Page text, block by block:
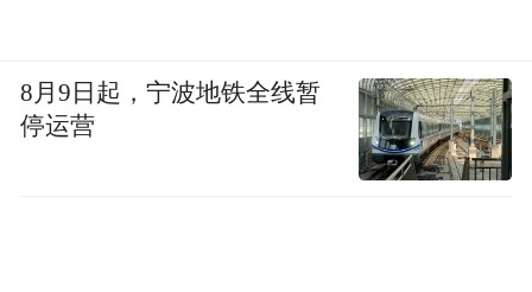
8月9日起，宁波地铁全线暂
停运营